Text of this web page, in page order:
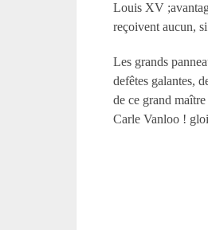
Louis XV
reçoivent aucun,
Les grands
defêtes galantes,
de ce grand
Carle Vanloo !